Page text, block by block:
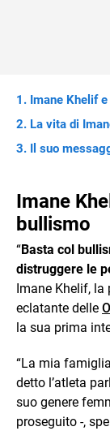
Imane Khelif
La vita di
Il suo
Imane
bullismo
“Basta col
distruggere le
Imane Khelif, la
eclatante delle
la sua prima
“La mia
detto l’atleta
suo genere
proseguito -,